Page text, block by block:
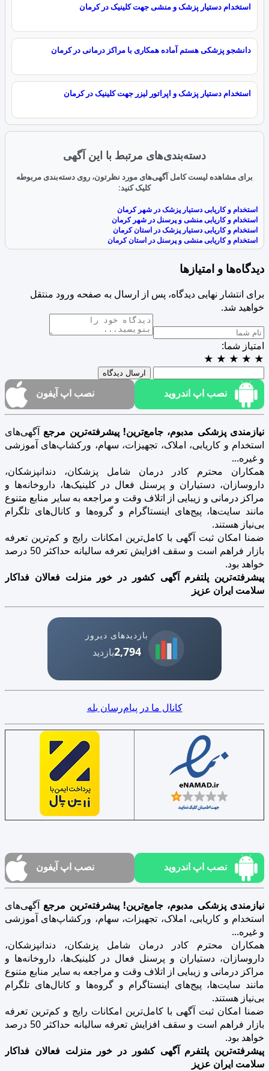
استخدام دستیار پزشک و منشی جهت کلینیک در کرمان
دانشجو پزشکی هستم آماده همکاری با مراکز درمانی در کرمان
استخدام دستیار پزشک و اپراتور لیزر جهت کلینیک در کرمان
دسته‌بندی‌های مرتبط با این آگهی
برای مشاهده لیست کامل آگهی‌های مورد نظرتون، روی دسته‌بندی مربوطه
کلیک کنید:
استخدام و کاریابی دستیار پزشک در شهر کرمان
استخدام و کاریابی منشی و پرسنل در شهر کرمان
استخدام و کاریابی دستیار پزشک در استان کرمان
استخدام و کاریابی منشی و پرسنل در استان کرمان
دیدگاه‌ها و امتیازها
برای انتشار نهایی دیدگاه، پس از ارسال به صفحه ورود منتقل
خواهید شد.
امتیاز شما:
★
★
★
★
★
ارسال دیدگاه
نصب اپ اندروید نصب اپ آیفون
نیازمندی پزشکی مدبوم، جامع‌ترین! پیشرفته‌ترین مرجع آگهی‌های
استخدام و کاریابی، املاک، تجهیزات، سهام، ورکشاپ‌های آموزشی
و غیره...
همکاران محترم کادر درمان شامل پزشکان، دندانپزشکان،
داروسازان، دستیاران و پرسنل فعال در کلینیک‌ها، داروخانه‌ها و
مراکز درمانی و زیبایی از اتلاف وقت و مراجعه به سایر منابع متنوع
مانند سایت‌ها، پیج‌های اینستاگرام و گروه‌ها و کانال‌های تلگرام
بی‌نیاز هستند.
ضمنا امکان ثبت آگهی با کامل‌ترین امکانات رایج و کم‌ترین تعرفه
بازار فراهم است و سقف افزایش تعرفه سالیانه حداکثر 50 درصد
خواهد بود.
پیشرفته‌ترین پلتفرم آگهی کشور در خور منزلت فعالان فداکار
سلامت ایران عزیز
بازدیدهای دیروز
2,794بازدید
کانال ما در پیام‌رسان بله
نصب اپ اندروید نصب اپ آیفون
نیازمندی پزشکی مدبوم، جامع‌ترین! پیشرفته‌ترین مرجع آگهی‌های
استخدام و کاریابی، املاک، تجهیزات، سهام، ورکشاپ‌های آموزشی
و غیره...
همکاران محترم کادر درمان شامل پزشکان، دندانپزشکان،
داروسازان، دستیاران و پرسنل فعال در کلینیک‌ها، داروخانه‌ها و
مراکز درمانی و زیبایی از اتلاف وقت و مراجعه به سایر منابع متنوع
مانند سایت‌ها، پیج‌های اینستاگرام و گروه‌ها و کانال‌های تلگرام
بی‌نیاز هستند.
ضمنا امکان ثبت آگهی با کامل‌ترین امکانات رایج و کم‌ترین تعرفه
بازار فراهم است و سقف افزایش تعرفه سالیانه حداکثر 50 درصد
خواهد بود.
پیشرفته‌ترین پلتفرم آگهی کشور در خور منزلت فعالان فداکار
سلامت ایران عزیز